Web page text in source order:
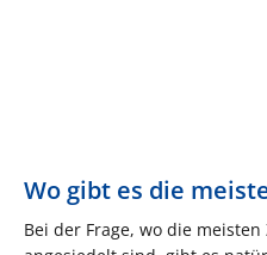
Wo gibt es die
Bei der Frage, wo die